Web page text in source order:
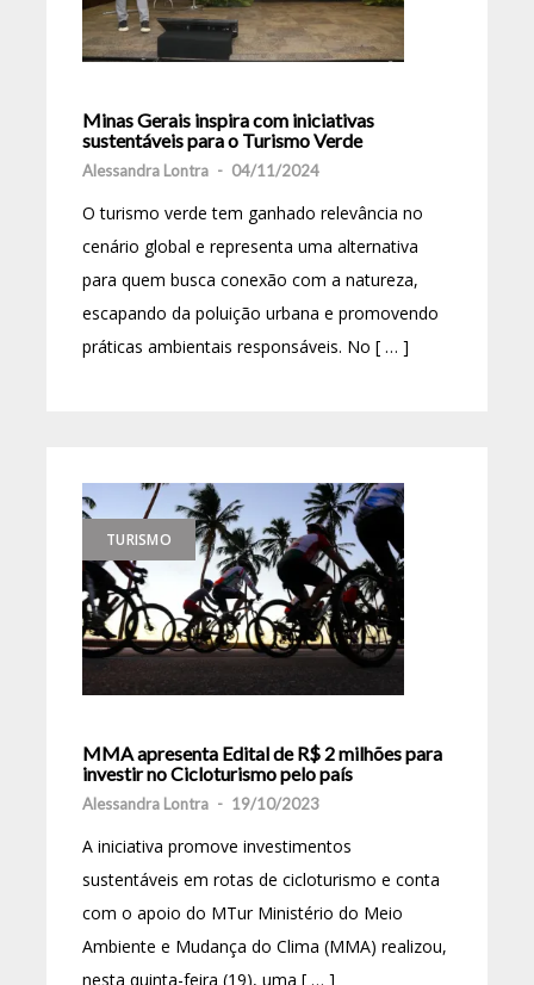
Minas Gerais inspira com iniciativas
sustentáveis ​​para o Turismo Verde
Alessandra Lontra - 04/11/2024
O turismo verde tem ganhado relevância no
cenário global e representa uma alternativa
para quem busca conexão com a natureza,
escapando da poluição urbana e promovendo
práticas ambientais responsáveis. No [ … ]
TURISMO
MMA apresenta Edital de R$ 2 milhões para
investir no Cicloturismo pelo país
Alessandra Lontra - 19/10/2023
A iniciativa promove investimentos
sustentáveis em rotas de cicloturismo e conta
com o apoio do MTur Ministério do Meio
Ambiente e Mudança do Clima (MMA) realizou,
nesta quinta-feira (19), uma [ … ]